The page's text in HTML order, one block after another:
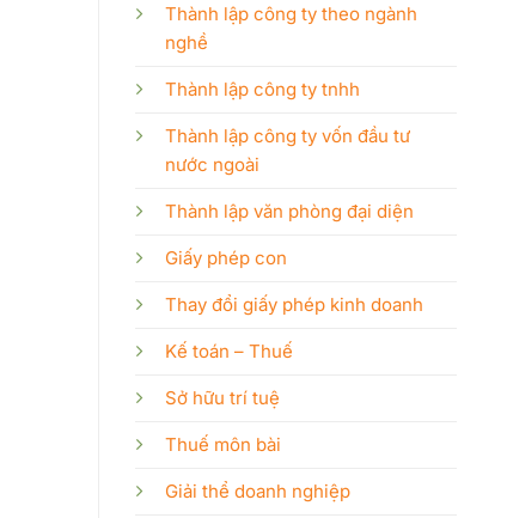
Thành lập công ty theo ngành
nghề
Thành lập công ty tnhh
Thành lập công ty vốn đầu tư
nước ngoài
Thành lập văn phòng đại diện
Giấy phép con
Thay đổi giấy phép kinh doanh
Kế toán – Thuế
Sở hữu trí tuệ
Thuế môn bài
Giải thể doanh nghiệp